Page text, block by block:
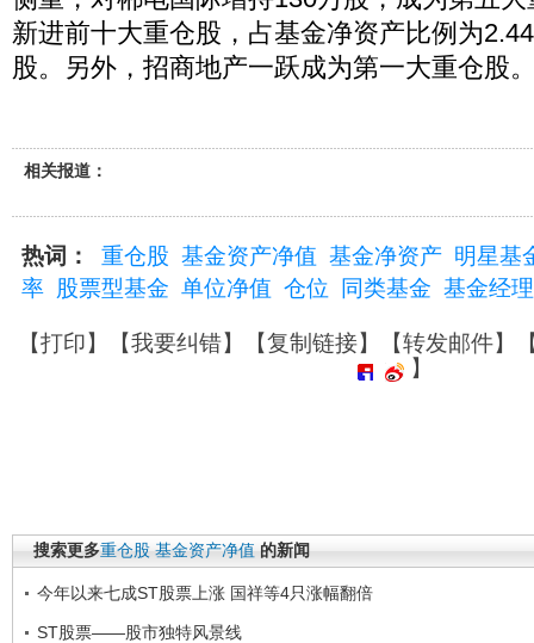
新进前十大重仓股，占基金净资产比例为
股。另外，招商地产一跃成为第一大重仓股
相关报道：
热词： 重仓股 基金资产净值 基金净资产 明星基
率 股票型基金 单位净值 仓位 同类基金 基金经理
【打印】【我要纠错】【复制链接】【转发邮件】
】
搜索更多重仓股 基金资产净值 的新闻
今年以来七成ST股票上涨 国祥等4只涨幅翻倍
ST股票――股市独特风景线